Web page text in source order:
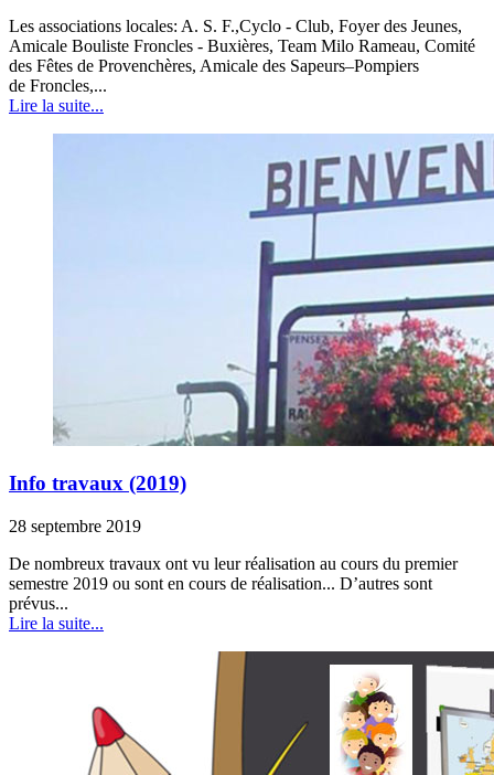
Les associations locales: A. S. F.,Cyclo - Club, Foyer des Jeunes,
Amicale Bouliste Froncles - Buxières, Team Milo Rameau, Comité
des Fêtes de Provenchères, Amicale des Sapeurs–Pompiers
de Froncles,...
Lire la suite...
Info travaux (2019)
28 septembre 2019
De nombreux travaux ont vu leur réalisation au cours du premier
semestre 2019 ou sont en cours de réalisation... D’autres sont
prévus...
Lire la suite...